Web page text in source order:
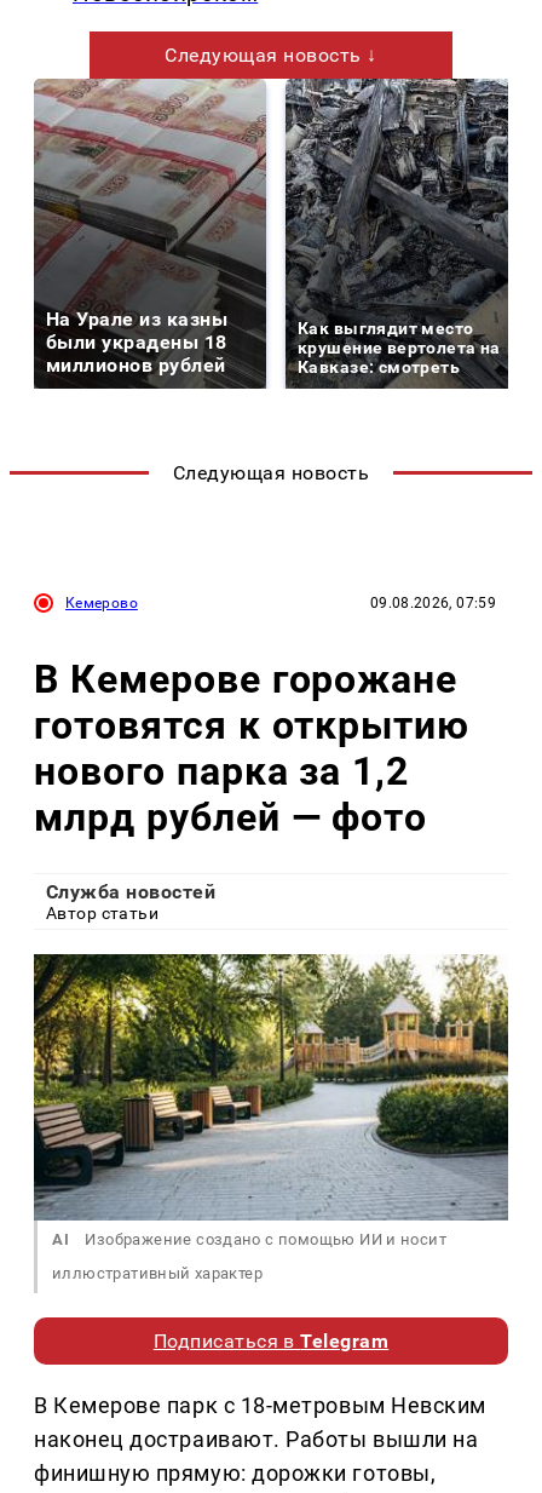
Следующая новость ↓
На Урале из казны
были украдены 18
миллионов рублей
Как выглядит место
крушение вертолета на
Кавказе: смотреть
Следующая новость
Кемерово 09.08.2026, 07:59
В Кемерове горожане
готовятся к открытию
нового парка за 1,2
млрд рублей — фото
Служба новостей
Автор статьи
AI
Изображение создано с помощью ИИ и носит
иллюстративный характер
Подписаться вTelegram
В Кемерове парк с 18-метровым Невским
наконец достраивают. Работы вышли на
финишную прямую: дорожки готовы,